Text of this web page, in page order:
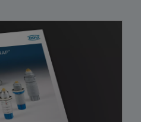
Schritt Crimp Anleitung |
für einen ODU MINI-SNAP® mit
finden Sie unter www.odu-
Dokumenten Ihres